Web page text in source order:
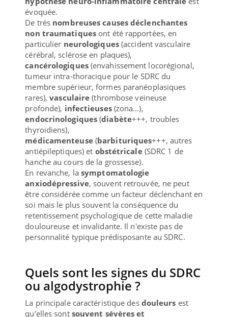
évoquée.
De très nombreuses causes déclenchantes
non traumatiques ont été rapportées, en
particulier neurologiques(accident vasculaire
cérébral, sclérose en plaques),
cancérologiques(envahissement locorégional,
tumeur intra-thoracique pour le SDRC du
membre supérieur, formes paranéoplasiques
rares),vasculaire (thrombose veineuse
profonde), infectieuses(zona…),
endocrinologiques (diabète+++, troubles
thyroïdiens),
médicamenteuse(barbituriques+++, autres
antiépileptiques) et obstétricale(SDRC 1 de
hanche au cours de la grossesse).
En revanche, la symptomatologie
anxiodépressive, souvent retrouvée, ne peut
être considérée comme un facteur déclenchant en
soi mais le plus souvent la conséquence du
retentissement psychologique de cette maladie
douloureuse et invalidante. Il n'existe pas de
personnalité typique prédisposante au SDRC.
Quels sont les signes du SDRC
ou algodystrophie ?
La principale caractéristique des douleurs est
qu’elles sont souvent sévères et